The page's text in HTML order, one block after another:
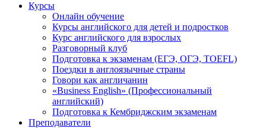
Курсы
Онлайн обучение
Курсы английского для детей и подростков
Курс английского для взрослых
Разговорный клуб
Подготовка к экзаменам (ЕГЭ, ОГЭ, TOEFL)
Поездки в англоязычные страны
Говори как англичанин
«Business English» (Профессиональный
английский)
Подготовка к Кембриджским экзаменам
Преподаватели